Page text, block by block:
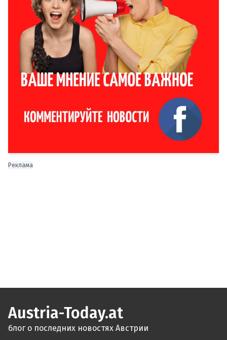
Реклама
Austria-Today.at
блог о последних новостях Австрии